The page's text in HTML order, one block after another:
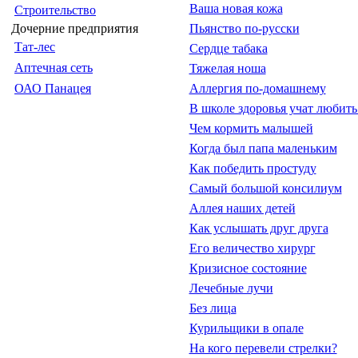
Строительство
Дочерние предприятия
Тат-лес
Аптечная сеть
ОАО Панацея
Ваша новая кожа
Пьянство по-русски
Сердце табака
Тяжелая ноша
Аллергия по-домашнему
В школе здоровья учат любить
Чем кормить малышей
Когда был папа маленьким
Как победить простуду
Самый большой консилиум
Аллея наших детей
Как услышать друг друга
Его величество хирург
Кризисное состояние
Лечебные лучи
Без лица
Курильщики в опале
На кого перевели стрелки?